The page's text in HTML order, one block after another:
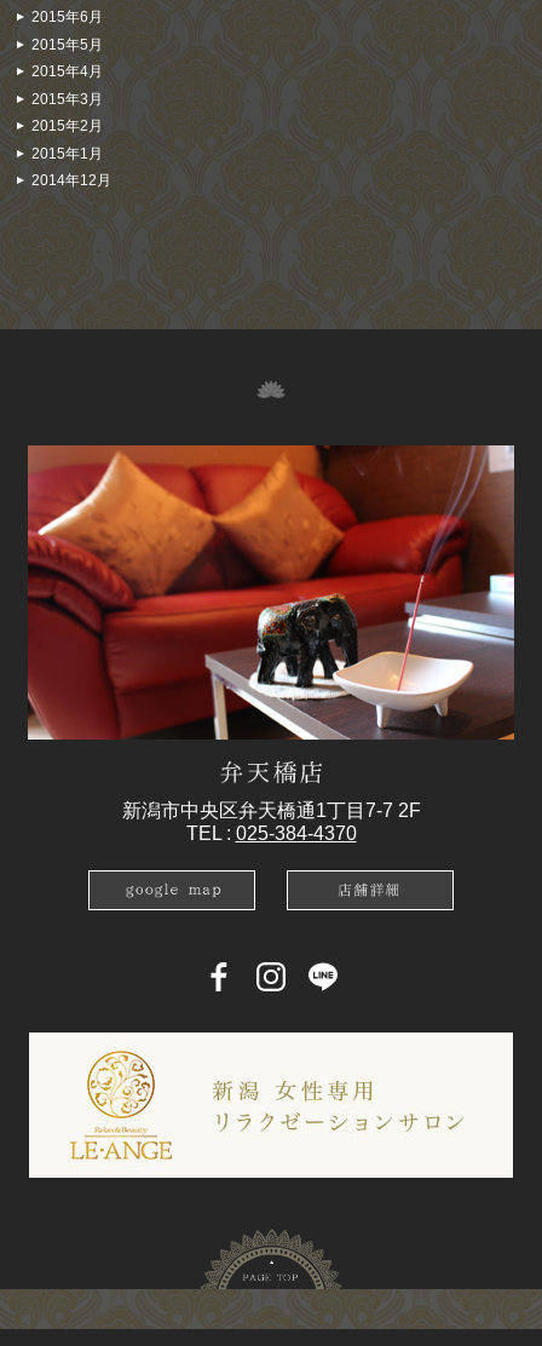
2015年6月
2015年5月
2015年4月
2015年3月
2015年2月
2015年1月
2014年12月
新潟市中央区弁天橋通1丁目7-7 2F
TEL : 025-384-4370